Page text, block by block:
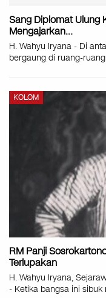
Sang Diplomat Ulung
Mengajarkan…
H. Wahyu Iryana - Di
bergaung di ruang-
KOLOM
RM Panji
Terlupakan
H. Wahyu Iryana,
- Ketika bangsa ini